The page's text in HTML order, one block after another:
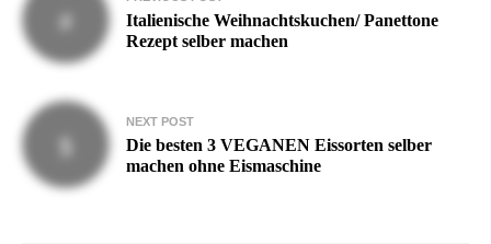
Italienische Weihnachtskuchen/ Panettone
Rezept selber machen
NEXT POST
Die besten 3 VEGANEN Eissorten selber
machen ohne Eismaschine